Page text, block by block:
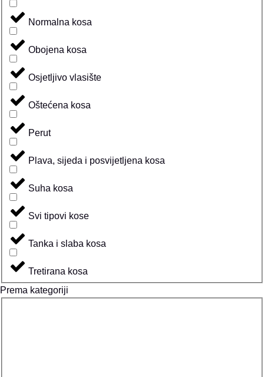
Normalna kosa
Obojena kosa
Osjetljivo vlasište
Oštećena kosa
Perut
Plava, sijeda i posvijetljena kosa
Suha kosa
Svi tipovi kose
Tanka i slaba kosa
Tretirana kosa
Prema kategoriji